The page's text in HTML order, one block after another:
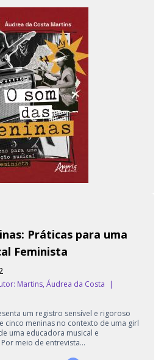
Práticas para uma
Feminista
Martins, Áudrea da Costa
|
um registro sensível e rigoroso
cinco meninas no contexto de uma girl
uma educadora musical e
meio de entrevista...